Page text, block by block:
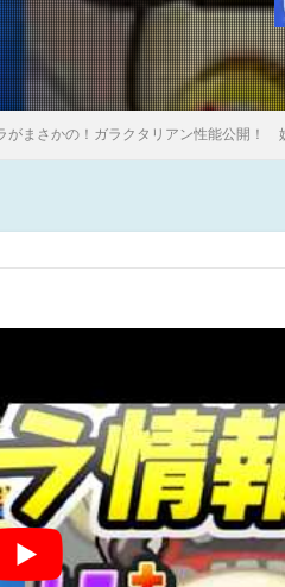
がまさかの！ガラクタリアン性能公開